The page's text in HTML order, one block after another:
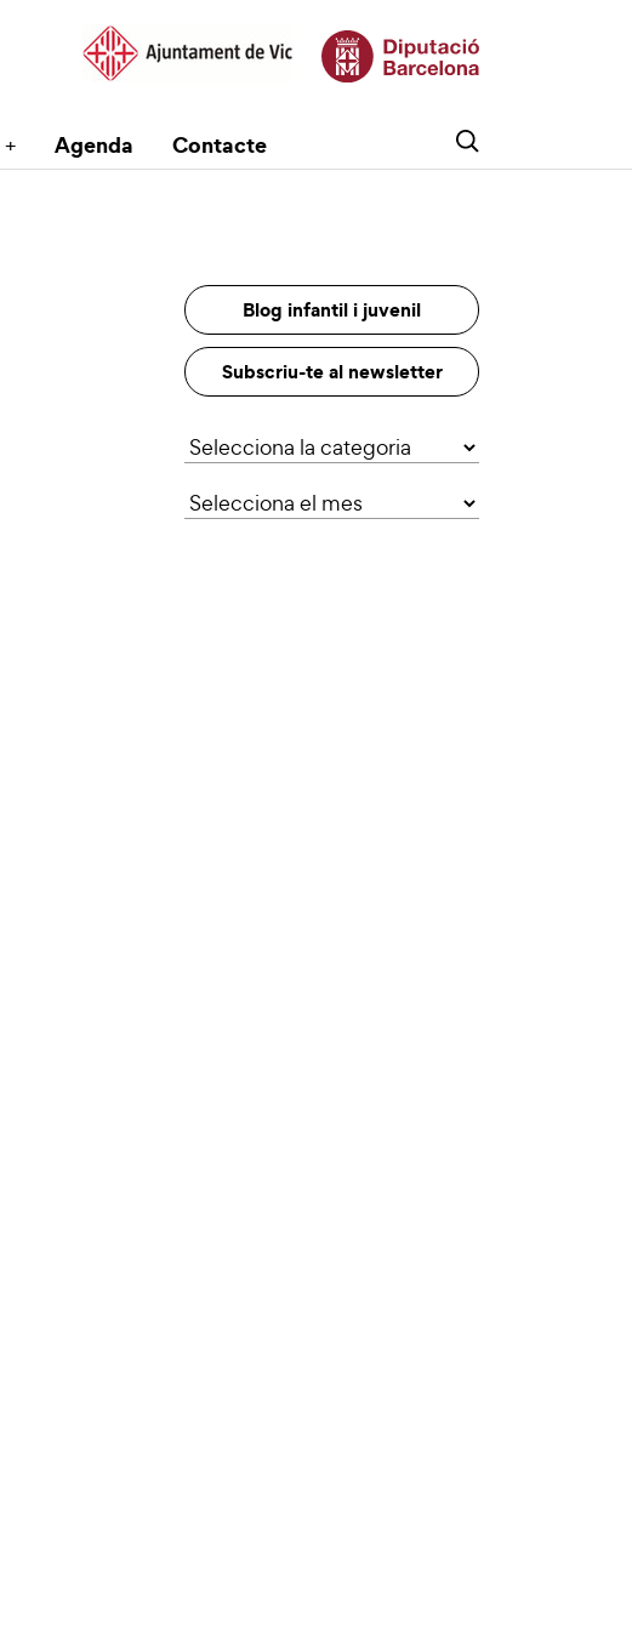
Agenda Contacte
Blog infantil i juvenil
Subscriu-te al newsletter
Categories